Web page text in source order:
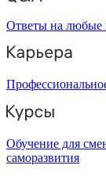
Ответы на любые
Обучение для
саморазвития